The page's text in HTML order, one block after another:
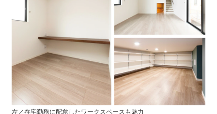
左／在宅勤務に配怠したワークスペースも魅力